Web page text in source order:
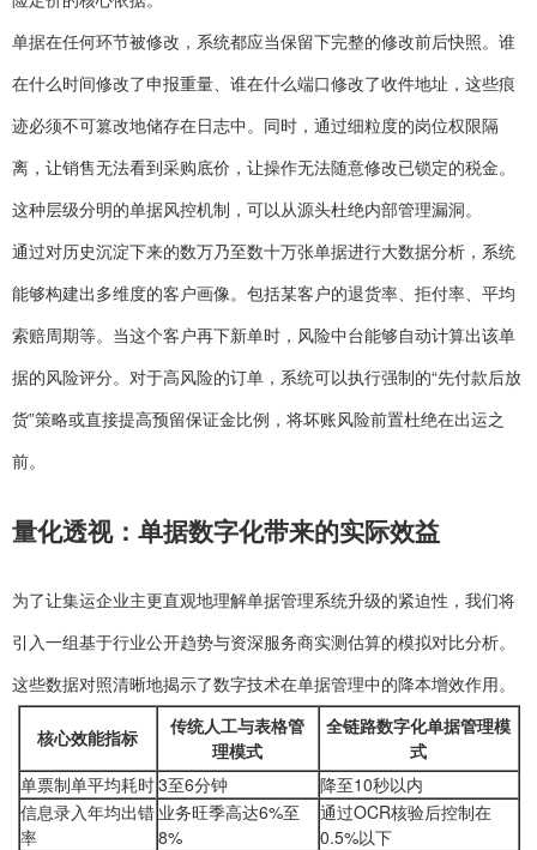
单据在任何环节被修改，系统都应当保留下完整的修改前后快照。谁
在什么时间修改了申报重量、谁在什么端口修改了收件地址，这些痕
迹必须不可篡改地储存在日志中。同时，通过细粒度的岗位权限隔
离，让销售无法看到采购底价，让操作无法随意修改已锁定的税金。
这种层级分明的单据风控机制，可以从源头杜绝内部管理漏洞。
通过对历史沉淀下来的数万乃至数十万张单据进行大数据分析，系统
能够构建出多维度的客户画像。包括某客户的退货率、拒付率、平均
索赔周期等。当这个客户再下新单时，风险中台能够自动计算出该单
据的风险评分。对于高风险的订单，系统可以执行强制的“先付款后放
货”策略或直接提高预留保证金比例，将坏账风险前置杜绝在出运之
前。
量化透视：单据数字化带来的实际效益
为了让集运企业主更直观地理解单据管理系统升级的紧迫性，我们将
引入一组基于行业公开趋势与资深服务商实测估算的模拟对比分析。
这些数据对照清晰地揭示了数字技术在单据管理中的降本增效作用。
核心效能指标
传统人工与表格管
理模式
全链路数字化单据管理模
式
单票制单平均耗时3至6分钟
降至10秒以内
信息录入年均出错
率
业务旺季高达6%至
8%
通过OCR核验后控制在
0.5%以下